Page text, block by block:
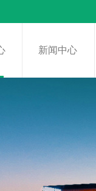
新闻中心